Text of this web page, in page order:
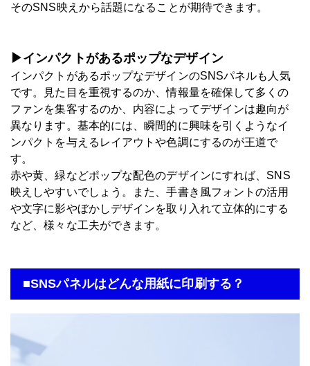
そのSNS映えから話題になることが期待できます。
▶インパクトがあるポップなデザイン
インパクトがあるポップなデザインのSNSパネルも人気
です。見た目を重視するのか、情報量を確保して多くの
ファンを集客するのか、内容によってデザインは趣向が
異なります。基本的には、瞬間的に興味を引くようなイ
ンパクトを与えるレイアウトや色調にするのが王道で
す。
赤や黄、緑などポップな配色のデザインにすれば、SNS
映えしやすいでしょう。また、手書き風フォントの活用
や文字に影やぼかしデザインを取り入れて立体的にする
など、様々な工夫ができます。
■SNSパネルはどんな用紙に印刷する？